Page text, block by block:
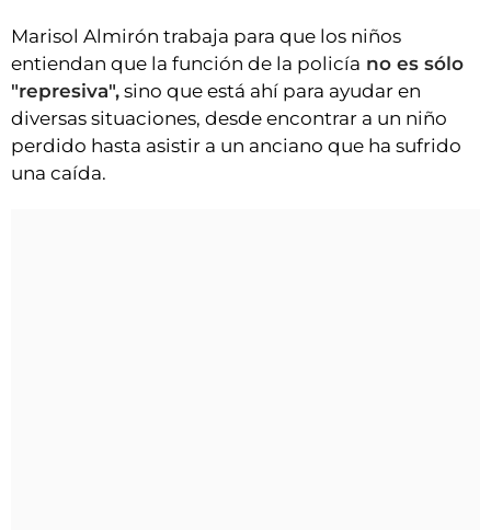
Marisol Almirón trabaja para que los niños
entiendan que la función de la policía no es sólo
"represiva", sino que está ahí para ayudar en
diversas situaciones, desde encontrar a un niño
perdido hasta asistir a un anciano que ha sufrido
una caída.